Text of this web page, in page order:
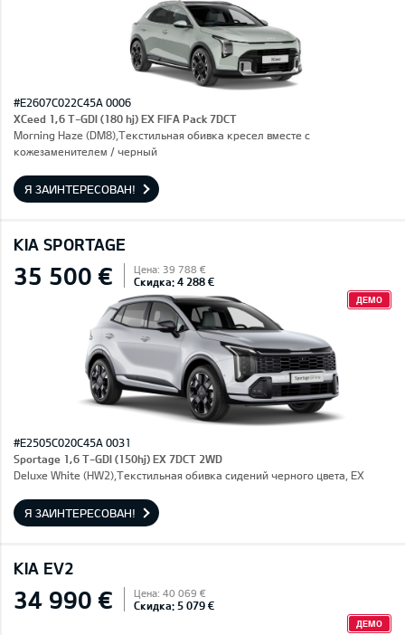
#E2607C022C45A 0006
XCeed 1,6 T-GDI (180 hj) EX FIFA Pack 7DCT
Morning Haze (DM8),Текстильная обивка кресел вместе с
кожезаменителем / черный
Я ЗАИНТЕРЕСОВАН!
KIA SPORTAGE
35 500 € Цена: 39 788 €
Скидка: 4 288 €
ДЕМО
#E2505C020C45A 0031
Sportage 1,6 T-GDI (150hj) EX 7DCT 2WD
Deluxe White (HW2),Текстильная обивка сидений черного цвета, EX
Я ЗАИНТЕРЕСОВАН!
KIA EV2
34 990 € Цена: 40 069 €
Скидка: 5 079 €
ДЕМО